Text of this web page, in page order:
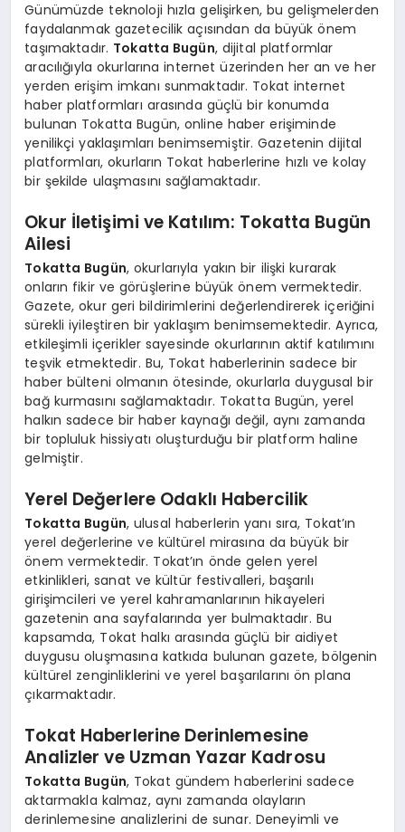
Günümüzde teknoloji hızla gelişirken, bu gelişmelerden
faydalanmak gazetecilik açısından da büyük önem
taşımaktadır. Tokatta Bugün, dijital platformlar
aracılığıyla okurlarına internet üzerinden her an ve her
yerden erişim imkanı sunmaktadır. Tokat internet
haber platformları arasında güçlü bir konumda
bulunan Tokatta Bugün, online haber erişiminde
yenilikçi yaklaşımları benimsemiştir. Gazetenin dijital
platformları, okurların Tokat haberlerine hızlı ve kolay
bir şekilde ulaşmasını sağlamaktadır.
Okur İletişimi ve Katılım: Tokatta Bugün
Ailesi
Tokatta Bugün, okurlarıyla yakın bir ilişki kurarak
onların fikir ve görüşlerine büyük önem vermektedir.
Gazete, okur geri bildirimlerini değerlendirerek içeriğini
sürekli iyileştiren bir yaklaşım benimsemektedir. Ayrıca,
etkileşimli içerikler sayesinde okurlarının aktif katılımını
teşvik etmektedir. Bu, Tokat haberlerinin sadece bir
haber bülteni olmanın ötesinde, okurlarla duygusal bir
bağ kurmasını sağlamaktadır. Tokatta Bugün, yerel
halkın sadece bir haber kaynağı değil, aynı zamanda
bir topluluk hissiyatı oluşturduğu bir platform haline
gelmiştir.
Yerel Değerlere Odaklı Habercilik
Tokatta Bugün, ulusal haberlerin yanı sıra, Tokat’ın
yerel değerlerine ve kültürel mirasına da büyük bir
önem vermektedir. Tokat’ın önde gelen yerel
etkinlikleri, sanat ve kültür festivalleri, başarılı
girişimcileri ve yerel kahramanlarının hikayeleri
gazetenin ana sayfalarında yer bulmaktadır. Bu
kapsamda, Tokat halkı arasında güçlü bir aidiyet
duygusu oluşmasına katkıda bulunan gazete, bölgenin
kültürel zenginliklerini ve yerel başarılarını ön plana
çıkarmaktadır.
Tokat Haberlerine Derinlemesine
Analizler ve Uzman Yazar Kadrosu
Tokatta Bugün, Tokat gündem haberlerini sadece
aktarmakla kalmaz, aynı zamanda olayların
derinlemesine analizlerini de sunar. Deneyimli ve